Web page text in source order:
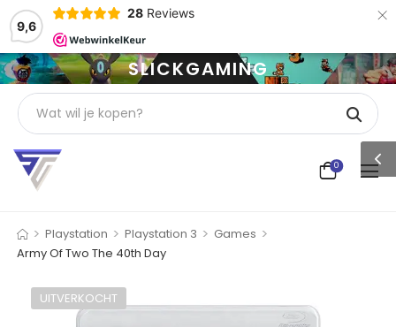
9,6
28 Reviews ×
SLICKGAMING
0
> Playstation > Playstation 3 > Games >
Army Of Two The 40th Day
UITVERKOCHT